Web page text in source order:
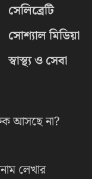
সেলিব্রেটি
সোশ্যাল মিডিয়া
স্বাস্থ্য ও সেবা
আসছে না?
লেখার